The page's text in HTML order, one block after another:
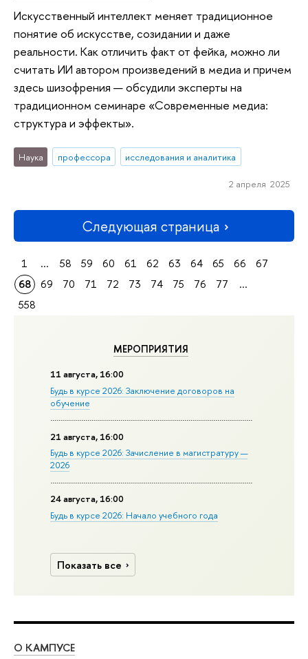
МЕРОПРИЯТИЯ
11 августа, 16:00
Будь в курсе 2026: Заключение договоров на
обучение
21 августа, 16:00
Будь в курсе 2026: Зачисление в магистратуру —
2026
24 августа, 16:00
Будь в курсе 2026: Начало учебного года
Показать все
Искусственный интеллект меняет традиционное
понятие об искусстве, созидании и даже
реальности. Как отличить факт от фейка, можно ли
считать ИИ автором произведений в медиа и причем
здесь шизофрения — обсудили эксперты на
традиционном семинаре «Современные медиа:
структура и эффекты».
Наука профессора исследования и аналитика
2 апреля 2025
Следующая страница
1 ... 58 59 60 61 62 63 64 65 66
67
68
69 70 71 72 73 74 75 76 77
...
558
О КАМПУСЕ